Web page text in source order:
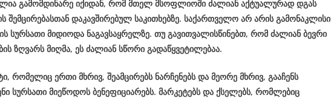
გამომდინარე იქიდან, რომ მთელ მსოფლიოში ძალიან აქტუალურად დგას
შემცირებასთან დაკავშირებულ საკითხებზე. საქართველო არ არის გამონაკლისი
სურსათი მიდიოდა ნაგავსაყრელზე. თუ გავითვალისწინებთ, რომ ძალიან ბევრი
ზღვარს მიღმა, ეს ძალიან სწორი გადაწყვეტილებაა.
რომელიც ერთი მხრივ, შეამცირებს ნარჩენებს და მეორე მხრივ, გააჩენს
სურსათი მიეწოდოს ბენეფიციარებს. მარკეტებს და ქსელებს, რომლებიც